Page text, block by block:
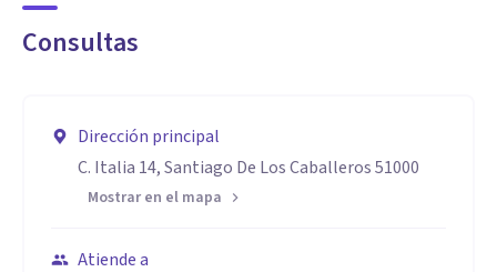
Consultas
Dirección principal
C. Italia 14, Santiago De Los Caballeros 51000
Mostrar en el mapa
Atiende a